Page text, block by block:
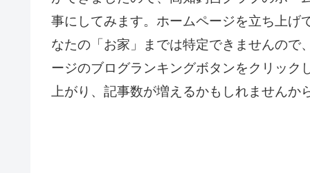
事にしてみます。ホームページを立ち上げ
なたの「お家」までは特定できませんので
ージのブログランキングボタンをクリック
上がり、記事数が増えるかもしれませんか